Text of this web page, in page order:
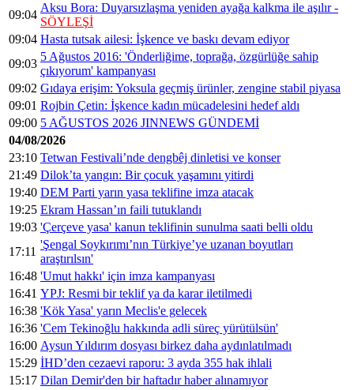
09:04
Aksu Bora: Duyarsızlaşma yeniden ayağa kalkma ile aşılır -
SÖYLEŞİ
09:04 Hasta tutsak ailesi: İşkence ve baskı devam ediyor
09:03
5 Ağustos 2016: 'Önderliğime, toprağa, özgürlüğe sahip
çıkıyorum' kampanyası
09:02 Gıdaya erişim: Yoksula geçmiş ürünler, zengine stabil piyasa
09:01 Rojbin Çetin: İşkence kadın mücadelesini hedef aldı
09:00 5 AĞUSTOS 2026 JINNEWS GÜNDEMİ
04/08/2026
23:10 Tetwan Festivali’nde dengbêj dinletisi ve konser
21:49 Dilok’ta yangın: Bir çocuk yaşamını yitirdi
19:40 DEM Parti yarın yasa teklifine imza atacak
19:25 Ekram Hassan’ın faili tutuklandı
19:03 'Çerçeve yasa' kanun teklifinin sunulma saati belli oldu
17:11
'Şengal Soykırımı’nın Türkiye’ye uzanan boyutları
araştırılsın'
16:48 'Umut hakkı' için imza kampanyası
16:41 YPJ: Resmi bir teklif ya da karar iletilmedi
16:38 'Kök Yasa' yarın Meclis'e gelecek
16:36 'Cem Tekinoğlu hakkında adli süreç yürütülsün'
16:00 Aysun Yıldırım dosyası birkez daha aydınlatılmadı
15:29 İHD’den cezaevi raporu: 3 ayda 355 hak ihlali
15:17 Dilan Demir'den bir haftadır haber alınamıyor